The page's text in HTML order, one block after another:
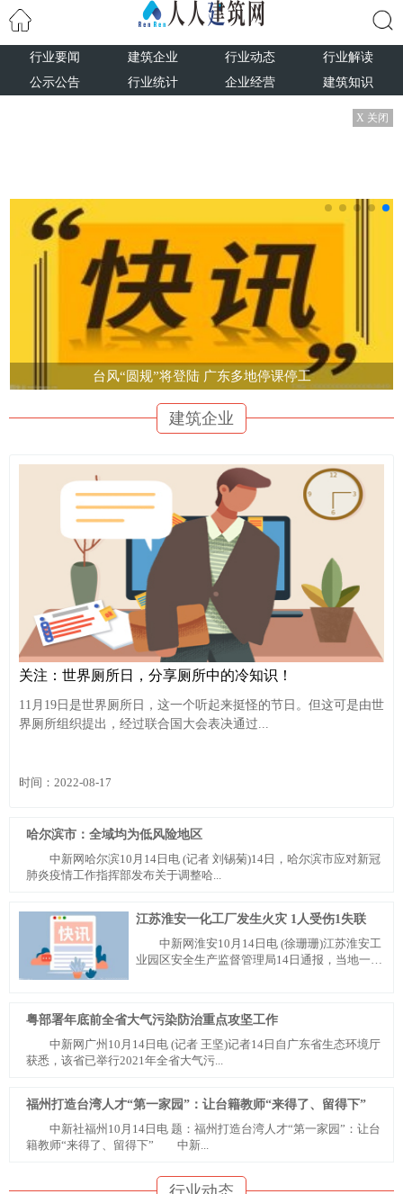
行业要闻 建筑企业 行业动态
行业解读
公示公告
行业统计 企业经营 建筑知识
X 关闭
台风“圆规”将登陆 广东多地停课停工
建筑企业
关注：世界厕所日，分享厕所中的冷知识！
11月19日是世界厕所日，这一个听起来挺怪的节日。但这可是由世
界厕所组织提出，经过联合国大会表决通过...
时间：2022-08-17
哈尔滨市：全域均为低风险地区
中新网哈尔滨10月14日电 (记者 刘锡菊)14日，哈尔滨市应对新冠
肺炎疫情工作指挥部发布关于调整哈...
江苏淮安一化工厂发生火灾 1人受伤1失联
中新网淮安10月14日电 (徐珊珊)江苏淮安工
业园区安全生产监督管理局14日通报，当地一双
粤部署年底前全省大气污染防治重点攻坚工作
中新网广州10月14日电 (记者 王坚)记者14日自广东省生态环境厅
获悉，该省已举行2021年全省大气污...
福州打造台湾人才“第一家园”：让台籍教师“来得了、留得下”
中新社福州10月14日电 题：福州打造台湾人才“第一家园”：让台
籍教师“来得了、留得下” 中新...